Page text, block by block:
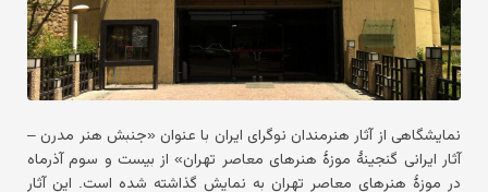
نمایشگاهی از آثار هنرمندان نوگرای ایران با عنوان «جنبش هنر مدرن –
آثار ایرانی گنجینهٔ موزهٔ هنرهای معاصر تهران» از بیست و سوم آذرماه
در موزهٔ هنرهای معاصر تهران به نمایش گذاشته شده است. این آثار